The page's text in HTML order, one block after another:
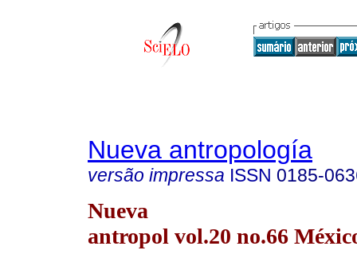
Nueva antropología
versão impressa ISSN 0185-
Nueva
antropol vol.20 no.66